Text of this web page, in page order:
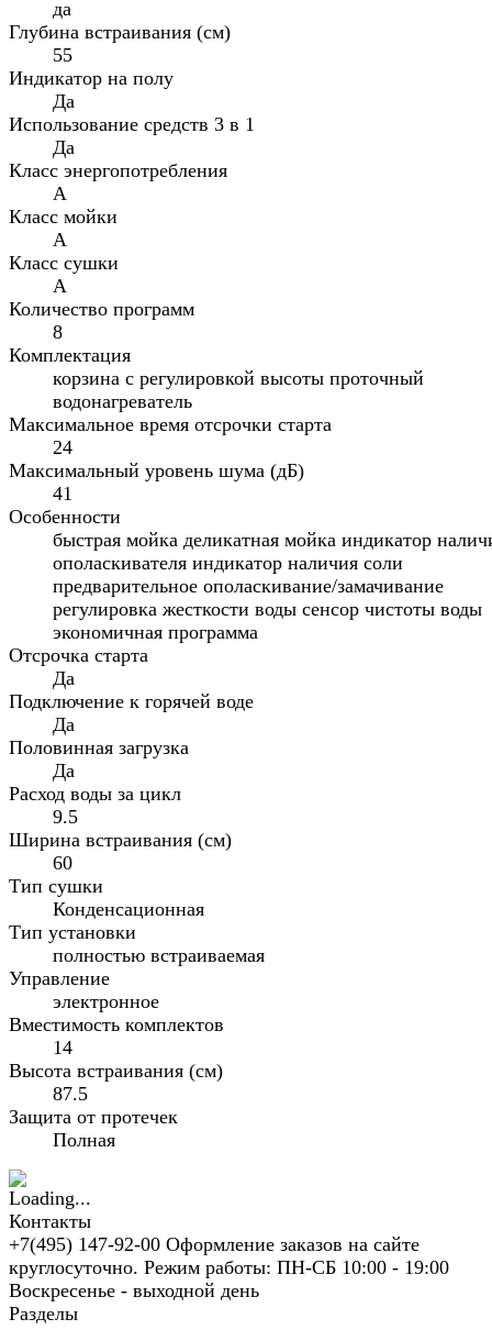
да
Глубина встраивания (см)
55
Индикатор на полу
Да
Использование средств 3 в 1
Да
Класс энергопотребления
A
Класс мойки
A
Класс сушки
A
Количество программ
8
Комплектация
корзина с регулировкой высоты проточный
водонагреватель
Максимальное время отсрочки старта
24
Максимальный уровень шума (дБ)
41
Особенности
быстрая мойка деликатная мойка индикатор
ополаскивателя индикатор наличия соли
предварительное ополаскивание/замачивание
регулировка жесткости воды сенсор чистоты воды
экономичная программа
Отсрочка старта
Да
Подключение к горячей воде
Да
Половинная загрузка
Да
Расход воды за цикл
9.5
Ширина встраивания (см)
60
Тип сушки
Конденсационная
Тип установки
полностью встраиваемая
Управление
электронное
Вместимость комплектов
14
Высота встраивания (см)
87.5
Защита от протечек
Полная
Контакты
+7(495) 147-92-00 Оформление заказов на сайте
круглосуточно. Режим работы: ПН-СБ 10:00 - 19:00
Воскресенье - выходной день
Разделы